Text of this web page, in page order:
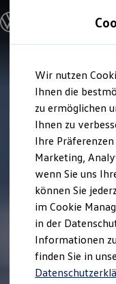
Hauptinhalt
springen
Footer
springen
Modelle und
Konfigurator
Modelle
Elektroautos
ENERGY
SUV und CUV
Kombis
Sportwagen
Schnell
Angebote und
Aktuelle
E-Auto-
Die
Junge
Wir nutzen
Ihnen die
zu ermöglichen
Ihnen zu
Ihre
Marketing,
wenn Sie uns
können Sie
im Cookie
in der
Informationen
finden Sie in